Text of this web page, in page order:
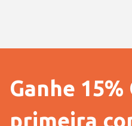
Ganhe
primeira